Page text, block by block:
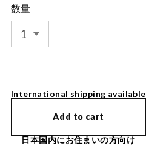
数量
International shipping available
Add to cart
日本国内にお住まいの方向け